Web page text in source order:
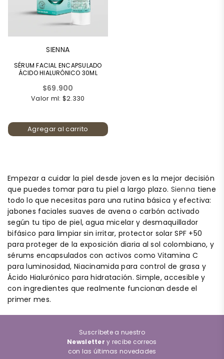
SIENNA
SÉRUM FACIAL ENCAPSULADO
ÁCIDO HIALURÓNICO 30ML
Precio
habitual
$69.900
Valor ml: $2.330
Agregar al carrito
Empezar a cuidar la piel desde joven es la mejor decisión
que puedes tomar para tu piel a largo plazo. Sienna tiene
todo lo que necesitas para una rutina básica y efectiva:
jabones faciales suaves de avena o carbón activado
según tu tipo de piel, agua micelar y desmaquillador
bifásico para limpiar sin irritar, protector solar SPF +50
para proteger de la exposición diaria al sol colombiano, y
sérums encapsulados con activos como Vitamina C
para luminosidad, Niacinamida para control de grasa y
Ácido Hialurónico para hidratación. Simple, accesible y
con ingredientes que realmente funcionan desde el
primer mes.
Suscríbete a nuestro
Newsletter y recibe correos
con las últimas novedades